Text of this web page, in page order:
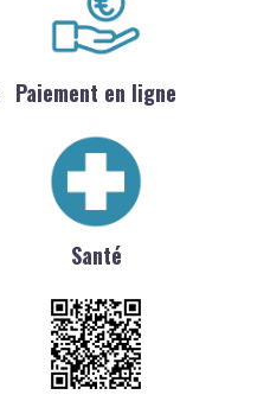
Paiement en ligne
Santé